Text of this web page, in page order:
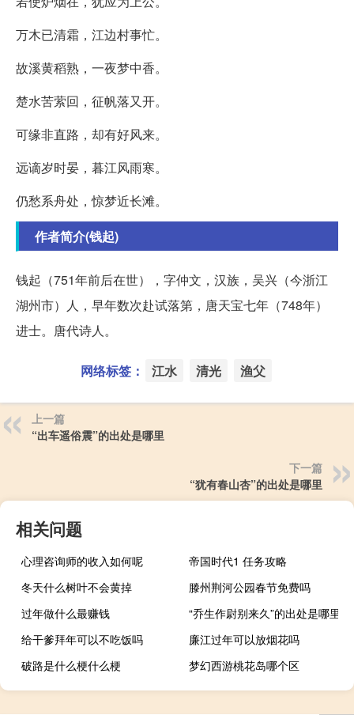
万木已清霜，江边村事忙。
故溪黄稻熟，一夜梦中香。
楚水苦萦回，征帆落又开。
可缘非直路，却有好风来。
远谪岁时晏，暮江风雨寒。
仍愁系舟处，惊梦近长滩。
作者简介(钱起)
钱起（751年前后在世），字仲文，汉族，吴兴（今浙江
湖州市）人，早年数次赴试落第，唐天宝七年（748年）
进士。唐代诗人。
网络标签： 江水 清光 渔父
上一篇
“出车遥俗震”的出处是哪里
下一篇
“犹有春山杏”的出处是哪里
相关问题
心理咨询师的收入如何呢
帝国时代1 任务攻略
冬天什么树叶不会黄掉
滕州荆河公园春节免费吗
过年做什么最赚钱
“乔生作尉别来久”的出处是哪里
给干爹拜年可以不吃饭吗
廉江过年可以放烟花吗
破路是什么梗什么梗
梦幻西游桃花岛哪个区